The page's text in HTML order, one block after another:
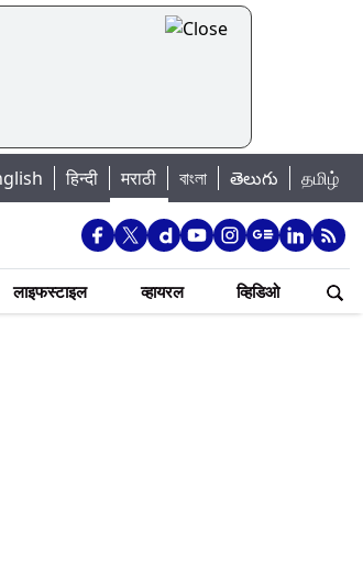
पाणीपुरवठा अपडेट: शहरातील 7 तलावांमधील जलसाठा
हिन्दी मराठी বাংলা తెలుగు தமிழ்
लाइफस्टाइल व्हायरल व्हिडिओ